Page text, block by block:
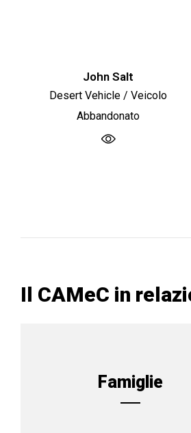
John Salt
Desert Vehicle / Veicolo
Abbandonato
Il CAMeC in
Famiglie